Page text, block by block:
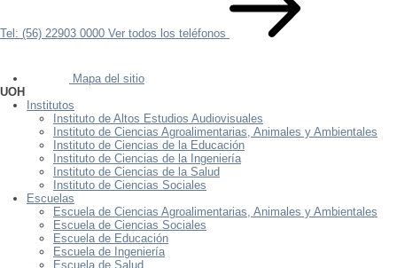
Tel: (56) 22903 0000 Ver todos los teléfonos
Mapa del sitio
UOH
Institutos
Instituto de Altos Estudios Audiovisuales
Instituto de Ciencias Agroalimentarias, Animales y Ambientales
Instituto de Ciencias de la Educación
Instituto de Ciencias de la Ingeniería
Instituto de Ciencias de la Salud
Instituto de Ciencias Sociales
Escuelas
Escuela de Ciencias Agroalimentarias, Animales y Ambientales
Escuela de Ciencias Sociales
Escuela de Educación
Escuela de Ingeniería
Escuela de Salud